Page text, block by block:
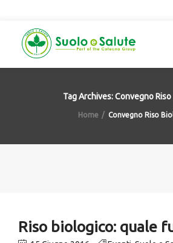
Tag Archives: Convegno
Home Convegno Riso
Riso biologico: quale